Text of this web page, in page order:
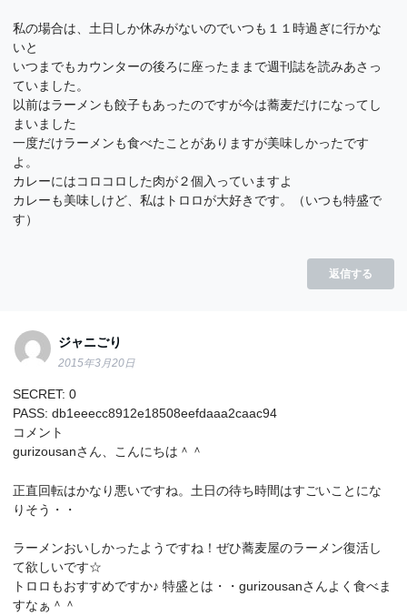
私の場合は、土日しか休みがないのでいつも１１時過ぎに行かな
いと
いつまでもカウンターの後ろに座ったままで週刊誌を読みあさっ
ていました。
以前はラーメンも餃子もあったのですが今は蕎麦だけになってし
まいました
一度だけラーメンも食べたことがありますが美味しかったです
よ。
カレーにはコロコロした肉が２個入っていますよ
カレーも美味しけど、私はトロロが大好きです。（いつも特盛で
す）
返信する
ジャニごり
2015年3月20日
SECRET: 0
PASS: db1eeecc8912e18508eefdaaa2caac94
コメント
gurizousanさん、こんにちは＾＾
正直回転はかなり悪いですね。土日の待ち時間はすごいことにな
りそう・・
ラーメンおいしかったようですね！ぜひ蕎麦屋のラーメン復活し
て欲しいです☆
トロロもおすすめですか♪ 特盛とは・・gurizousanさんよく食べま
すなぁ＾＾